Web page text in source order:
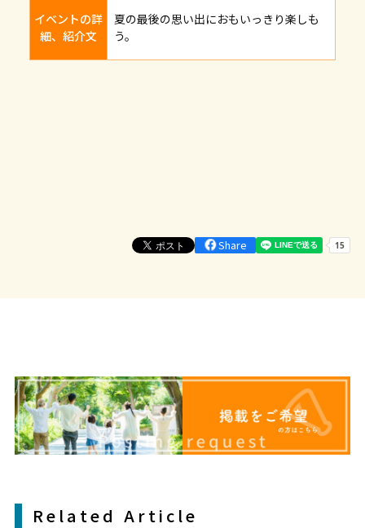
イベントの詳
細、紹介文
夏の最後の思い出におもいっきり楽しも
う。
Share
Related Article